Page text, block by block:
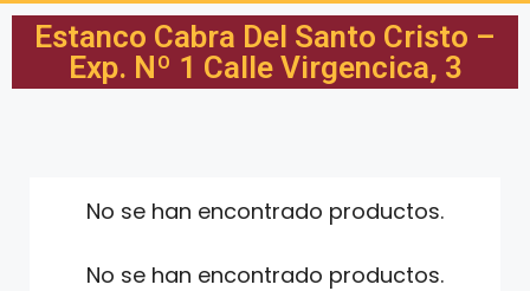
Estanco Cabra Del Santo Cristo –
Exp. Nº 1 Calle Virgencica, 3
No se han encontrado productos.
No se han encontrado productos.